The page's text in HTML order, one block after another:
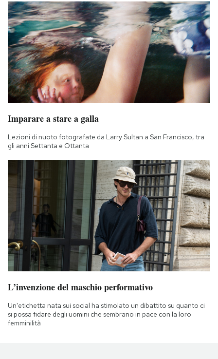
Imparare a stare a galla
Lezioni di nuoto fotografate da Larry Sultan a San Francisco, tra
gli anni Settanta e Ottanta
L’invenzione del maschio performativo
Un'etichetta nata sui social ha stimolato un dibattito su quanto ci
si possa fidare degli uomini che sembrano in pace con la loro
femminilità